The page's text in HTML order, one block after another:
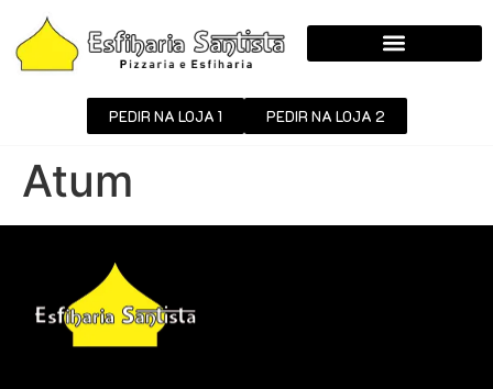
PEDIR NA LOJA 1 PEDIR NA LOJA 2
Atum